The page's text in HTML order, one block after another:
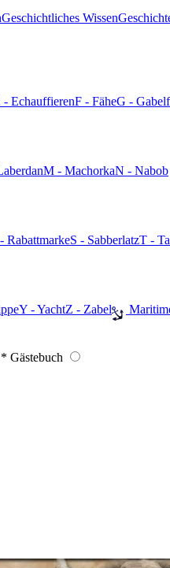
Geschichtliches Wissen
- EchauffierenF - FäheG -
M - MachorkaN - Nabob
RabattmarkeS - SabberlatzT -
Y - YachtZ - Zabel
Gästebuch